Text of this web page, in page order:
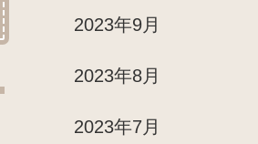
2023年9月
2023年8月
2023年7月